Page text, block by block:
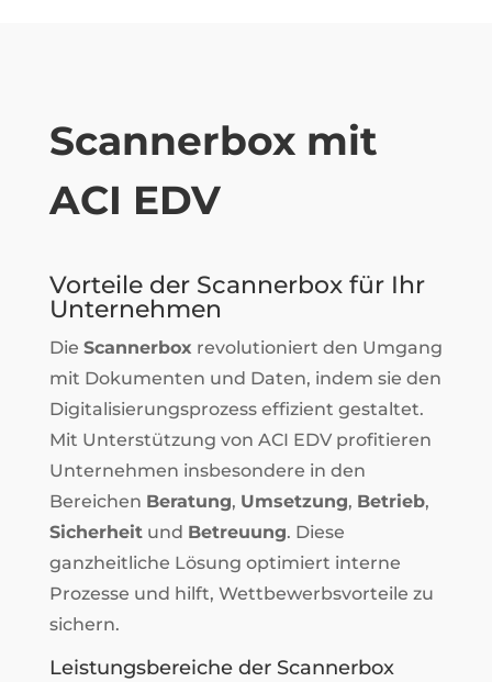
Scannerbox mit
ACI EDV
Vorteile der Scannerbox für Ihr
Unternehmen
Die Scannerbox revolutioniert den Umgang
mit Dokumenten und Daten, indem sie den
Digitalisierungsprozess effizient gestaltet.
Mit Unterstützung von ACI EDV profitieren
Unternehmen insbesondere in den
Bereichen Beratung, Umsetzung, Betrieb,
Sicherheitund Betreuung. Diese
ganzheitliche Lösung optimiert interne
Prozesse und hilft, Wettbewerbsvorteile zu
sichern.
Leistungsbereiche der Scannerbox